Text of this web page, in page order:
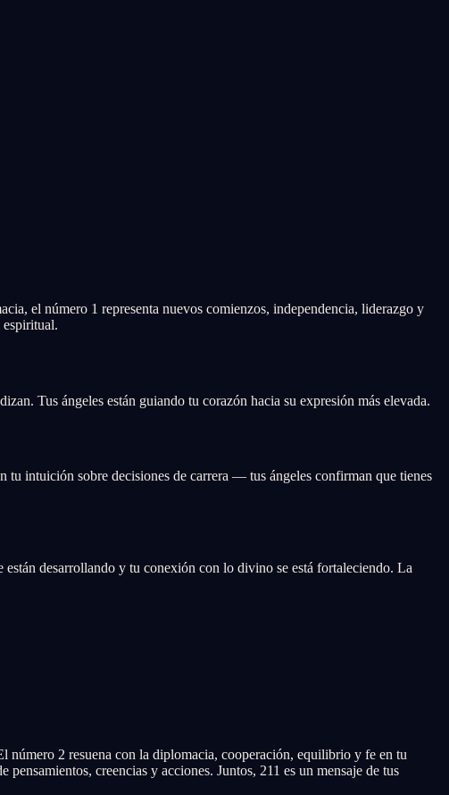
el número 1 representa nuevos comienzos, independencia, liderazgo y
espiritual.
Tus ángeles están guiando tu corazón hacia su expresión más elevada.
tu intuición sobre decisiones de carrera — tus ángeles confirman que tienes
desarrollando y tu conexión con lo divino se está fortaleciendo. La
número 2 resuena con la diplomacia, cooperación, equilibrio y fe en tu
creencias y acciones. Juntos, 211 es un mensaje de tus